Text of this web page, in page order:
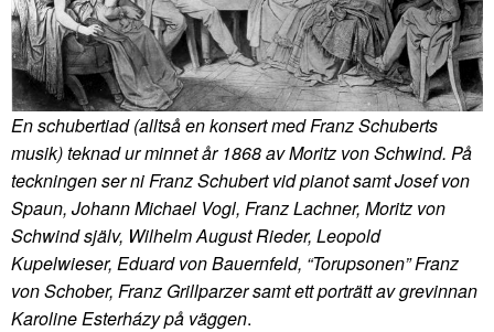
En schubertiad (alltså en konsert med Franz Schuberts
musik) teknad ur minnet år 1868 av Moritz von Schwind. På
teckningen ser ni Franz Schubert vid pianot samt Josef von
Spaun, Johann Michael Vogl, Franz Lachner, Moritz von
Schwind själv, Wilhelm August Rieder, Leopold
Kupelwieser, Eduard von Bauernfeld, “Torupsonen” Franz
von Schober, Franz Grillparzer samt ett porträtt av grevinnan
Karoline Esterházy på väggen.